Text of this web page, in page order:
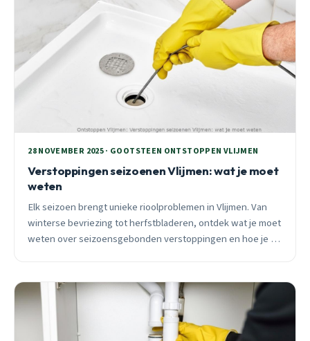
28 NOVEMBER 2025 · GOOTSTEEN ONTSTOPPEN VLIJMEN
Verstoppingen seizoenen Vlijmen: wat je moet
weten
Elk seizoen brengt unieke rioolproblemen in Vlijmen. Van
winterse bevriezing tot herfstbladeren, ontdek wat je moet
weten over seizoensgebonden verstoppingen en hoe je ze